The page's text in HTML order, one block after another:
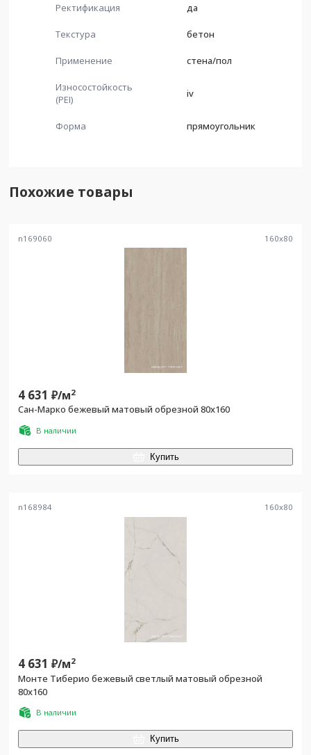
Ректификация да
Текстура бетон
Применение стена/пол
Износостойкость
(PEI)
iv
Форма прямоугольник
Похожие товары
n169060 160x80
4 631 ₽/м2
Сан-Марко бежевый матовый обрезной 80x160
В наличии
Купить
n168984 160x80
4 631 ₽/м2
Монте Тиберио бежевый светлый матовый обрезной
80x160
В наличии
Купить